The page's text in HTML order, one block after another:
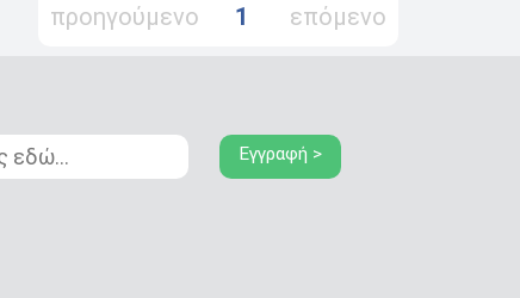
προηγούμενο 1 επόμενο
Εγγραφή >